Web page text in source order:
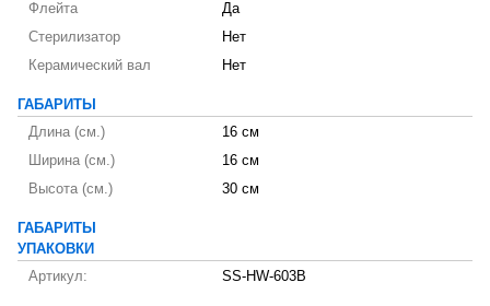
Флейта
Да
Стерилизатор
Нет
Керамический вал
Нет
ГАБАРИТЫ
Длина (см.)
16 см
Ширина (см.)
16 см
Высота (см.)
30 см
ГАБАРИТЫ
УПАКОВКИ
Артикул:
SS-HW-603B